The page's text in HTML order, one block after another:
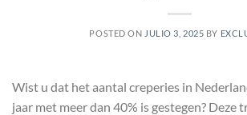
POSTED ON JULIO 3, 2025 BY
Wist u dat het aantal creperies in
jaar met meer dan 40% is gestegen? Deze